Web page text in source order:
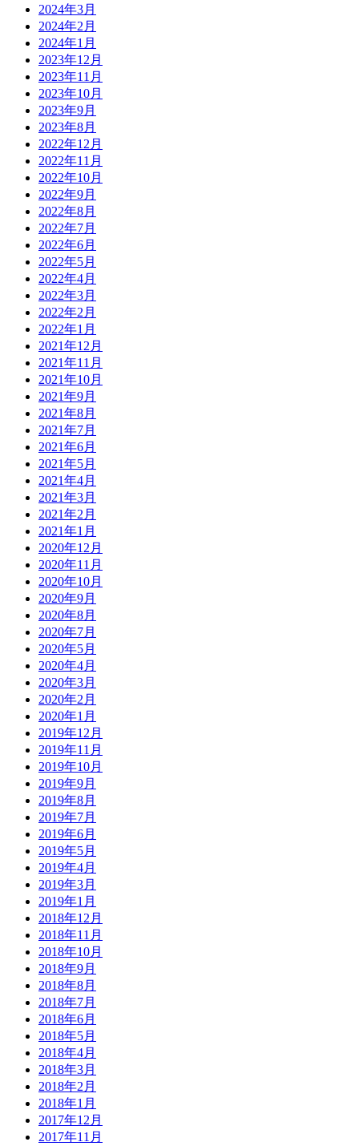
2024年3月
2024年2月
2024年1月
2023年12月
2023年11月
2023年10月
2023年9月
2023年8月
2022年12月
2022年11月
2022年10月
2022年9月
2022年8月
2022年7月
2022年6月
2022年5月
2022年4月
2022年3月
2022年2月
2022年1月
2021年12月
2021年11月
2021年10月
2021年9月
2021年8月
2021年7月
2021年6月
2021年5月
2021年4月
2021年3月
2021年2月
2021年1月
2020年12月
2020年11月
2020年10月
2020年9月
2020年8月
2020年7月
2020年5月
2020年4月
2020年3月
2020年2月
2020年1月
2019年12月
2019年11月
2019年10月
2019年9月
2019年8月
2019年7月
2019年6月
2019年5月
2019年4月
2019年3月
2019年1月
2018年12月
2018年11月
2018年10月
2018年9月
2018年8月
2018年7月
2018年6月
2018年5月
2018年4月
2018年3月
2018年2月
2018年1月
2017年12月
2017年11月